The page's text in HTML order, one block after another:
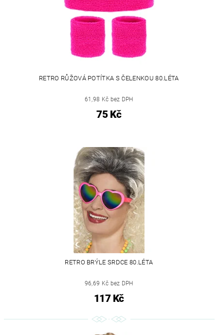
RETRO RŮŽOVÁ POTÍTKA S ČELENKOU 80.LÉTA
61,98 Kč bez DPH
75 Kč
RETRO BRÝLE SRDCE 80.LÉTA
96,69 Kč bez DPH
117 Kč